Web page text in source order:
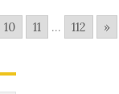
10 11 ... 112 »